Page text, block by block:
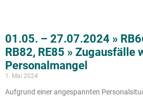
01.05. – 27.07.2024 »
RB82, RE85 » Zugausfälle
Personalmangel
1. Mai 2024
Aufgrund einer angespannten